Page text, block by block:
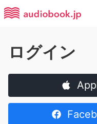
ログイン